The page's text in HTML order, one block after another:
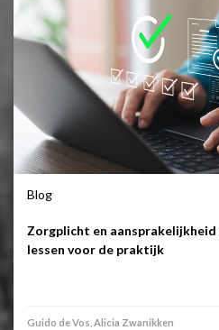
Blog
Zorgplicht en
lessen voor de praktijk
Guido de Vos, Alicia Zwanikken